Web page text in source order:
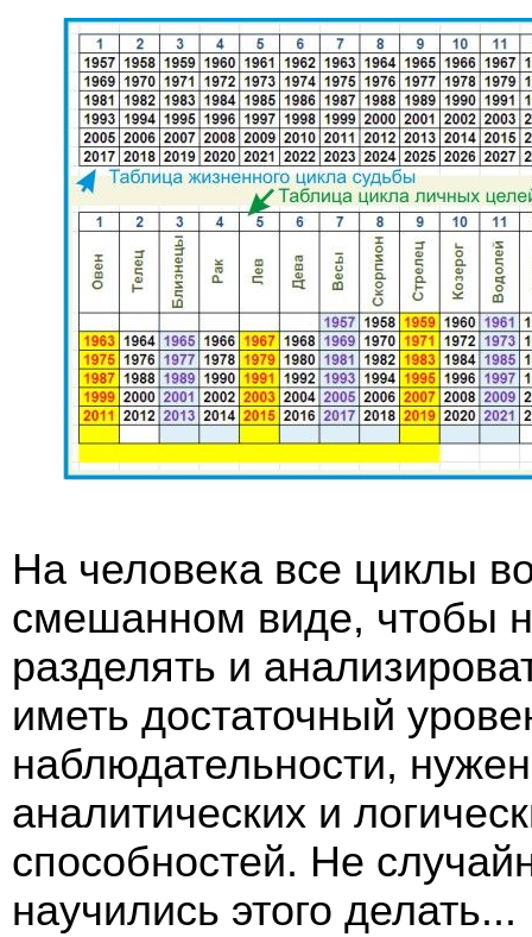
На человека все циклы
смешанном виде, чтобы
разделять и
иметь достаточный
наблюдательности,
аналитических и
способностей. Не
научились этого делать...